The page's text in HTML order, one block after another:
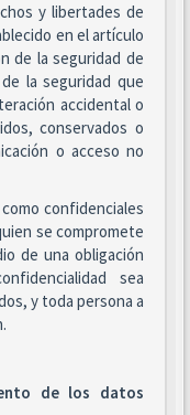
y libertades de
en el artículo
de la seguridad de
la seguridad que
accidental o
conservados o
o acceso no
confidenciales
se compromete
de una obligación
sea
y toda persona a
de los datos